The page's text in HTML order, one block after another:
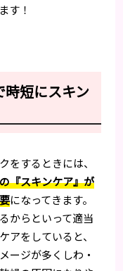
す！
時短にスキン
をするときには、
『スキンケア』が
になってきます。
からといって適当
アをしていると、
ージが多くしわ・